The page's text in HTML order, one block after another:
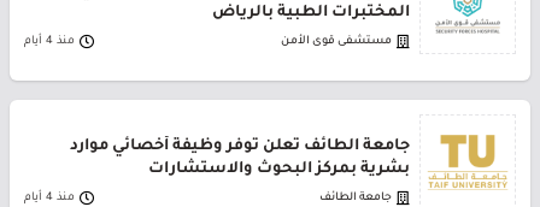
المختبرات الطبية بالرياض
مستشفى قوى الأمن منذ 4 أيام
جامعة الطائف تعلن توفر وظيفة أخصائي موارد
بشرية بمركز البحوث والاستشارات
جامعة الطائف منذ 4 أيام